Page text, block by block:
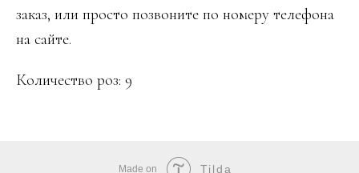
заказ, или просто позвоните по номеру телефона
на сайте.
Количество роз: 9
Made on Tilda